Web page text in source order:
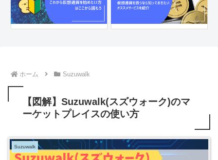
ホーム Suzuwalk
【図解】Suzuwalk(スズウォーク)のマ
ーケットプレイスの使い方
Suzuwalk